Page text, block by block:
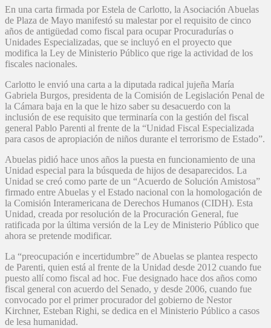
En una carta firmada por Estela de Carlotto, la Asociación Abuelas
de Plaza de Mayo manifestó su malestar por el requisito de cinco
años de antigüedad como fiscal para ocupar Procuradurías o
Unidades Especializadas, que se incluyó en el proyecto que
modifica la Ley de Ministerio Público que rige la actividad de los
fiscales nacionales.
Carlotto le envió una carta a la diputada radical jujeña María
Gabriela Burgos, presidenta de la Comisión de Legislación Penal de
la Cámara baja en la que le hizo saber su desacuerdo con la
inclusión de ese requisito que terminaría con la gestión del fiscal
general Pablo Parenti al frente de la “Unidad Fiscal Especializada
para casos de apropiación de niños durante el terrorismo de Estado”.
Abuelas pidió hace unos años la puesta en funcionamiento de una
Unidad especial para la búsqueda de hijos de desaparecidos. La
Unidad se creó como parte de un “Acuerdo de Solución Amistosa”
firmado entre Abuelas y el Estado nacional con la homologación de
la Comisión Interamericana de Derechos Humanos (CIDH). Esta
Unidad, creada por resolución de la Procuración General, fue
ratificada por la última versión de la Ley de Ministerio Público que
ahora se pretende modificar.
La “preocupación e incertidumbre” de Abuelas se plantea respecto
de Parenti, quien está al frente de la Unidad desde 2012 cuando fue
puesto allí como fiscal ad hoc. Fue designado hace dos años como
fiscal general con acuerdo del Senado, y desde 2006, cuando fue
convocado por el primer procurador del gobierno de Nestor
Kirchner, Esteban Righi, se dedica en el Ministerio Público a casos
de lesa humanidad.